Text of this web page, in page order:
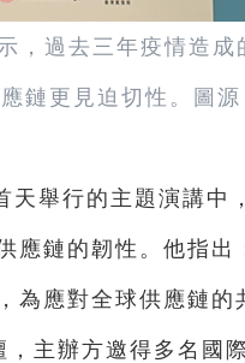
，過去三年疫情造成
鏈更見迫切性。圖源
舉行的主題演講中
應鏈的韌性。他指出
為應對全球供應鏈的
主辦方邀得多名國